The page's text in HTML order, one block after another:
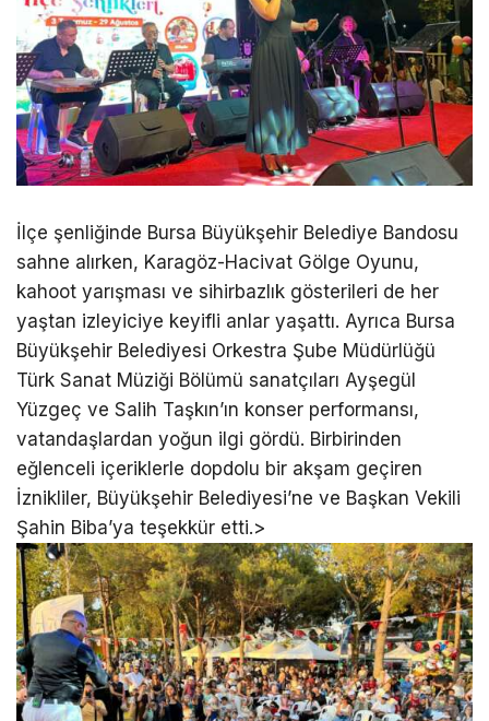
İlçe şenliğinde Bursa Büyükşehir Belediye Bandosu
sahne alırken, Karagöz-Hacivat Gölge Oyunu,
kahoot yarışması ve sihirbazlık gösterileri de her
yaştan izleyiciye keyifli anlar yaşattı. Ayrıca Bursa
Büyükşehir Belediyesi Orkestra Şube Müdürlüğü
Türk Sanat Müziği Bölümü sanatçıları Ayşegül
Yüzgeç ve Salih Taşkın’ın konser performansı,
vatandaşlardan yoğun ilgi gördü. Birbirinden
eğlenceli içeriklerle dopdolu bir akşam geçiren
İznikliler, Büyükşehir Belediyesi’ne ve Başkan Vekili
Şahin Biba’ya teşekkür etti.>